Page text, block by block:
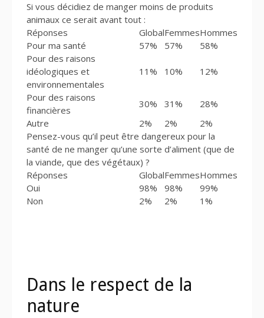
Si vous décidiez de manger moins de produits
animaux ce serait avant tout :
Réponses
GlobalFemmesHommes
Pour ma santé
57% 57%
58%
Pour des raisons
idéologiques et
environnementales
11% 10% 12%
Pour des raisons
financières
30% 31%
28%
Autre
2% 2%
2%
Pensez-vous qu’il peut être dangereux pour la
santé de ne manger qu’une sorte d’aliment (que de
la viande, que des végétaux) ?
Réponses
GlobalFemmesHommes
Oui
98% 98%
99%
Non
2% 2% 1%
Dans le respect de la
nature